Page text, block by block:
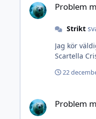
Problem
Strikt
Jag kör
Scartella
22
Problem